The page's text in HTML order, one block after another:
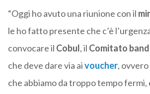
“Oggi ho avuto una riunione con il
le ho fatto presente che c’è
convocare il Cobul, il Comitato
che deve dare via aivoucher, ovvero
che abbiamo da troppo tempo